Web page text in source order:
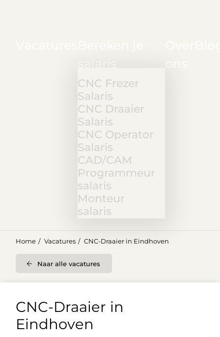
CNC Frezer
Salaris
CNC Draaier
Salaris
CNC Operator
Salaris
CAD/CAM
Programmeur
salaris
Monteur
salaris
Home Vacatures CNC-Draaier in Eindhoven
Naar alle vacatures
CNC-Draaier in
Eindhoven